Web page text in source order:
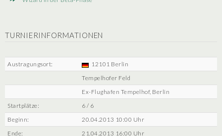
TURNIERINFORMATIONEN
Austragungsort:
12101 Berlin
Tempelhofer Feld
Ex-Flughafen Tempelhof, Berlin
Startplätze:
6 / 6
Beginn:
20.04.2013 10:00 Uhr
Ende:
21.04.2013 16:00 Uhr